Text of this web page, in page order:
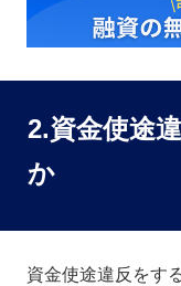
2.資金使途
か
資金使途違反をす